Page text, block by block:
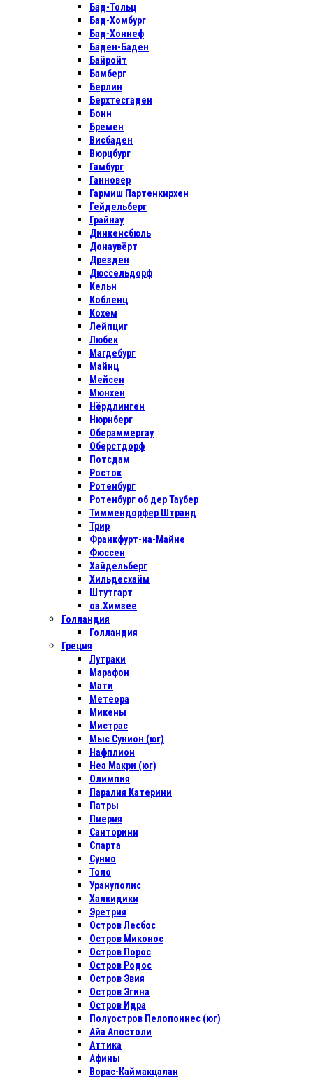
Бад-Тольц
Бад-Хомбург
Бад-Хоннеф
Баден-Баден
Байройт
Бамберг
Берлин
Берхтесгаден
Бонн
Бремен
Висбаден
Вюрцбург
Гамбург
Ганновер
Гармиш Партенкирхен
Гейдельберг
Грайнау
Динкенсбюль
Донаувёрт
Дрезден
Дюссельдорф
Кельн
Кобленц
Кохем
Лейпциг
Любек
Магдебург
Майнц
Мейсен
Мюнхен
Нёрдлинген
Нюрнберг
Обераммергау
Оберстдорф
Потсдам
Росток
Ротенбург
Ротенбург об дер Таубер
Тиммендорфер Штранд
Трир
Франкфурт-на-Майне
Фюссен
Хайдельберг
Хильдесхайм
Штутгарт
оз.Химзее
Голландия
Голландия
Греция
Лутраки
Марафон
Мати
Метеора
Микены
Мистрас
Мыс Сунион (юг)
Нафплион
Неа Макри (юг)
Олимпия
Паралия Катерини
Патры
Пиерия
Санторини
Спарта
Сунио
Толо
Урануполис
Халкидики
Эретрия
Остров Лесбос
Остров Миконос
Остров Порос
Остров Родос
Остров Эвия
Остров Эгина
Остров Идра
Полуостров Пелопоннес (юг)
Айа Апостоли
Аттика
Афины
Ворас-Каймакцалан